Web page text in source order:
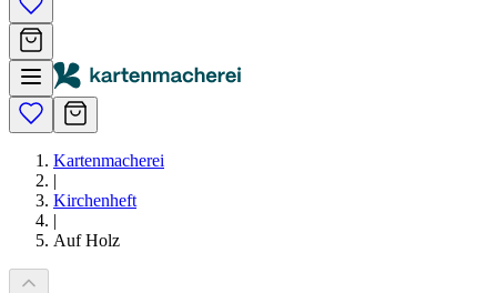
Kartenmacherei
|
Kirchenheft
|
Auf Holz